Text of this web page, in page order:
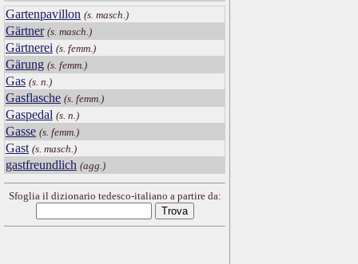
Gartenpavillon (s. masch.)
Gärtner (s. masch.)
Gärtnerei (s. femm.)
Gärung (s. femm.)
Gas (s. n.)
Gasflasche (s. femm.)
Gaspedal (s. n.)
Gasse (s. femm.)
Gast (s. masch.)
gastfreundlich (agg.)
Sfoglia il dizionario tedesco-italiano a partire da: